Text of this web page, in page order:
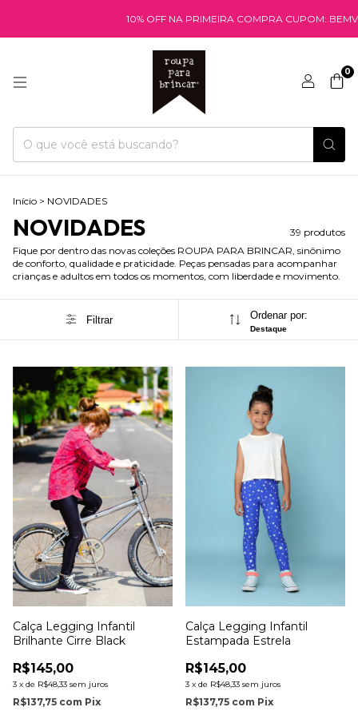
10% OFF NA PRIMEIRA COMPRA CUPOM: BEMVINDA
0
Início > NOVIDADES
NOVIDADES
39 produtos
Fique por dentro das novas coleções ROUPA PARA BRINCAR, sinônimo
de conforto, qualidade e praticidade. Peças pensadas para acompanhar
crianças e adultos em todos os momentos, com liberdade e movimento.
Filtrar Ordenar por:
Destaque
Calça Legging Infantil
Brilhante Cirre Black
R$145,00
3 x de R$48,33 sem juros
R$137,75 com Pix
Calça Legging Infantil
Estampada Estrela
R$145,00
3 x de R$48,33 sem juros
R$137,75 com Pix